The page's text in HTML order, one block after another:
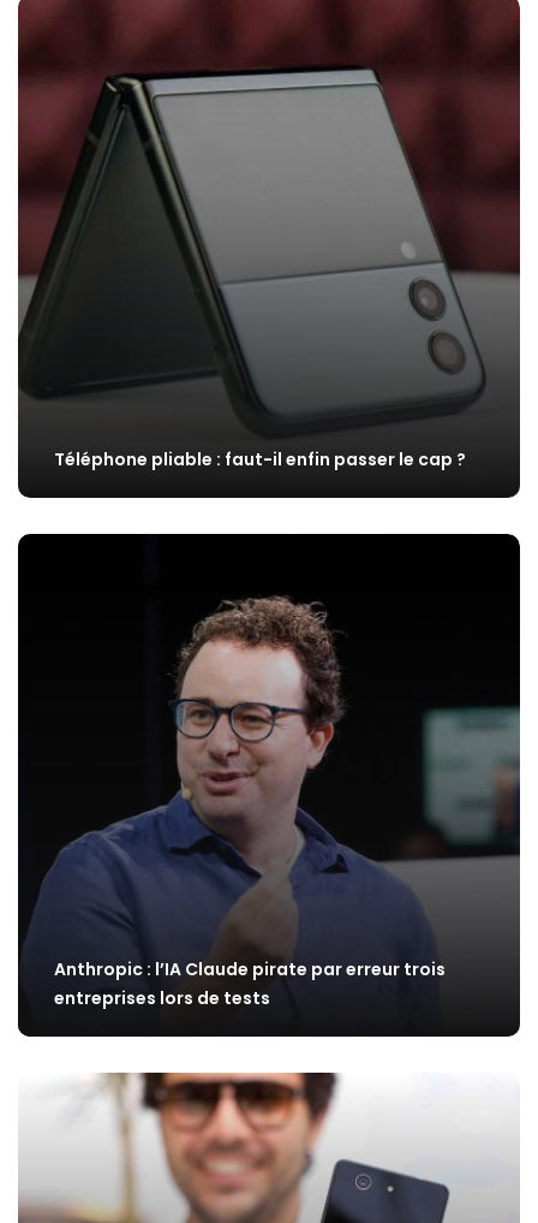
Téléphone pliable : faut-il enfin passer le cap ?
Anthropic : l’IA Claude pirate par erreur trois
entreprises lors de tests